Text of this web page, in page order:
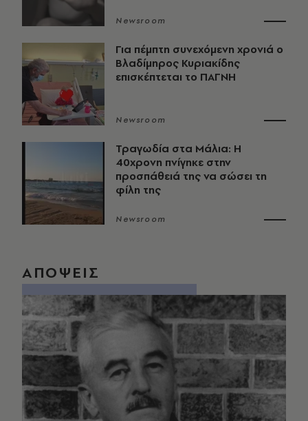
Newsroom
Για πέμπτη συνεχόμενη χρονιά ο
Βλαδίμηρος Κυριακίδης
επισκέπτεται το ΠΑΓΝΗ
Newsroom
Τραγωδία στα Μάλια: Η
40χρονη πνίγηκε στην
προσπάθειά της να σώσει τη
φίλη της
Newsroom
ΑΠΟΨΕΙΣ